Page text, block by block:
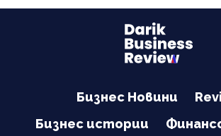
Бизнес Новини
Бизнес истории